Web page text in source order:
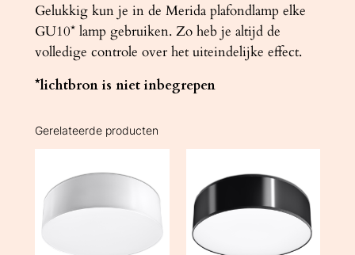
Gelukkig kun je in de Merida plafondlamp elke
GU10* lamp gebruiken. Zo heb je altijd de
volledige controle over het uiteindelijke effect.
*lichtbron is niet inbegrepen
Gerelateerde producten